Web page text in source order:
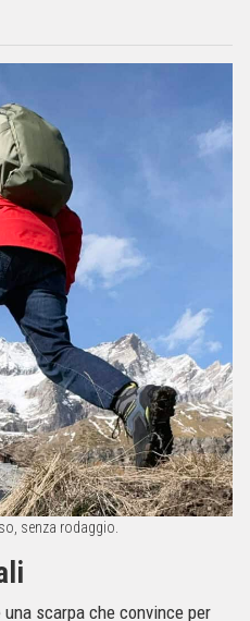
senza rodaggio.
scarpa che convince per